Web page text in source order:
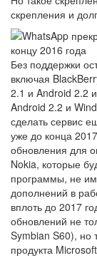
скрепления и
Без поддержки
включая
2.1 и Android 2.2
Android 2.2 и
сделать сервис
уже до конца
обновления для
Nokia, которые
программы, не
дополнений в
вплоть до 2017
обновлений не
Symbian S60), но
продукта